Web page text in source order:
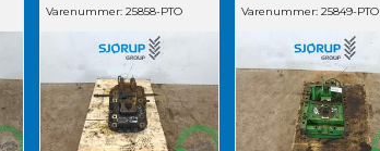
Varenummer: 25858-PTO Varenummer: 25849-PTO